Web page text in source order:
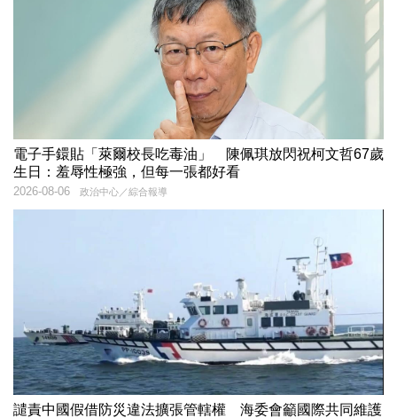
電子手鐶貼「萊爾校長吃毒油」 陳佩琪放閃祝柯文哲67歲
生日：羞辱性極強，但每一張都好看
政治中心／綜合報導
2026-08-06
譴責中國假借防災違法擴張管轄權 海委會籲國際共同維護